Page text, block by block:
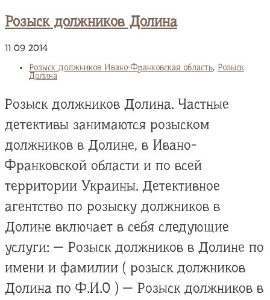
Розыск должников Долина
11 09 2014
Розыск должников Ивано-Франковская область, Розыск
Долина
Розыск должников Долина. Частные
детективы занимаются розыском
должников в Долине, в Ивано-
Франковской области и по всей
территории Украины. Детективное
агентство по розыску должников в
Долине включает в себя следующие
услуги: — Розыск должников в Долине по
имени и фамилии ( розыск должников
Долина по Ф.И.О ) — Розыск должников в